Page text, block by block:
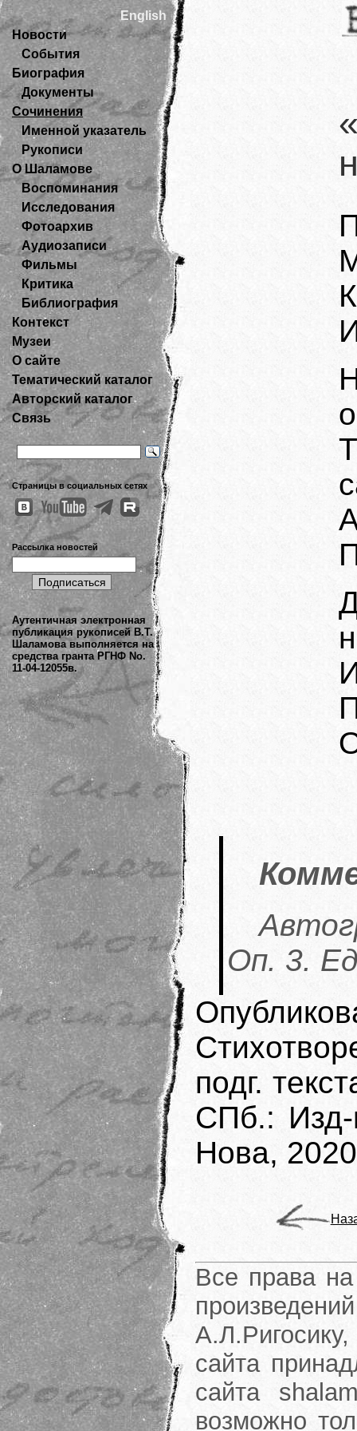
English
Новости
События
Биография
Документы
Сочинения
Именной указатель
Рукописи
О Шаламове
Воспоминания
Исследования
Фотоархив
Аудиозаписи
Фильмы
Критика
Библиография
Контекст
Музеи
О сайте
Тематический каталог
Авторский каталог
Связь
Страницы в социальных сетях
Рассылка новостей
Аутентичная электронная
публикация рукописей В.Т.
Шаламова выполняется на
средства гранта РГНФ No.
11-04-12055в.
Оп. 3.
подг.
СПб.: Изд-
Нова,
Все права на
сайта
сайта
возможно